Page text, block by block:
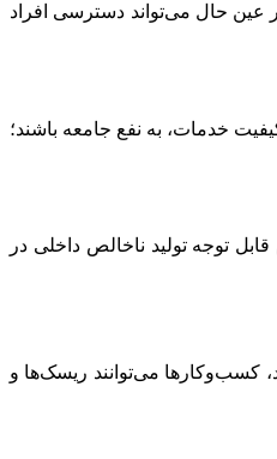
عین حال می‌تواند دسترسی افراد
خدمات، به نفع جامعه باشند؛
منجر به تعطیلی گسترده کسب‌وکارها و کاهش قابل توجه تولید ناخالص داخلی در
کسب‌وکارها می‌توانند ریسک‌ها و